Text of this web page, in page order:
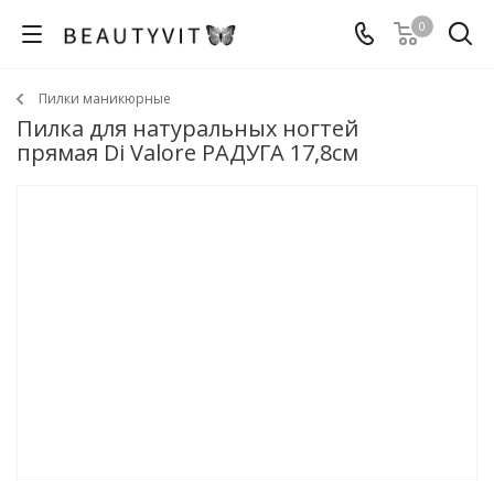
0
Пилки маникюрные
Пилка для натуральных ногтей
прямая Di Valore РАДУГА 17,8см